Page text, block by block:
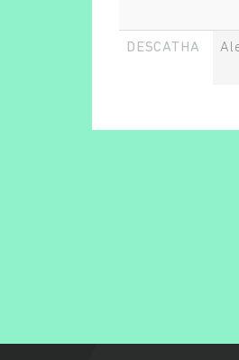
DESCATHA